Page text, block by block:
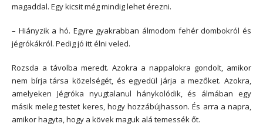
magaddal. Egy kicsit még mindig lehet érezni.
– Hiányzik a hó. Egyre gyakrabban álmodom fehér dombokról és
jégrókákról. Pedig jó itt élni veled.
Rozsda a távolba meredt. Azokra a nappalokra gondolt, amikor
nem bírja társa közelségét, és egyedül járja a mezőket. Azokra,
amelyeken Jégróka nyugtalanul hánykolódik, és álmában egy
másik meleg testet keres, hogy hozzábújhasson. És arra a napra,
amikor hagyta, hogy a kövek maguk alá temessék őt.